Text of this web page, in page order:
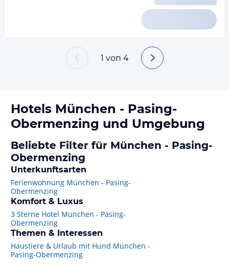
1 von 4
Hotels München - Pasing-
Obermenzing und Umgebung
Beliebte Filter für München - Pasing-
Obermenzing
Unterkunftsarten
Ferienwohnung München - Pasing-
Obermenzing
Komfort & Luxus
3 Sterne Hotel München - Pasing-
Obermenzing
Themen & Interessen
Haustiere & Urlaub mit Hund München -
Pasing-Obermenzing